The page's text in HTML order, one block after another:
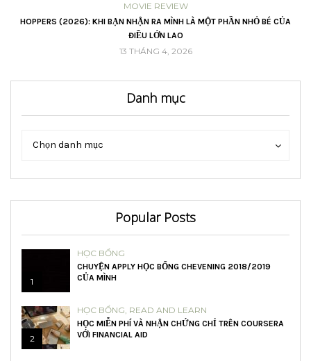
MOVIE REVIEW
HOPPERS (2026): KHI BẠN NHẬN RA MÌNH LÀ MỘT PHẦN NHỎ BÉ CỦA
ĐIỀU LỚN LAO
13 THÁNG 4, 2026
Danh mục
Chọn danh mục
Danh
Popular Posts
1
HỌC BỔNG
CHUYỆN APPLY HỌC BỔNG CHEVENING 2018/2019
CỦA MÌNH
2
HỌC BỔNG, READ AND LEARN
HỌC MIỄN PHÍ VÀ NHẬN CHỨNG CHỈ TRÊN COURSERA
VỚI FINANCIAL AID